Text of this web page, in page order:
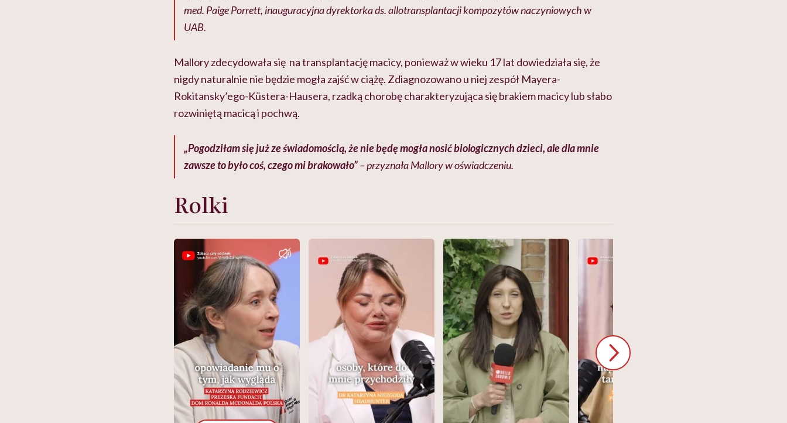
med. Paige Porrett, inauguracyjna dyrektorka ds. allotransplantacji kompozytów naczyniowych w
UAB.
Mallory zdecydowała się na transplantację macicy, ponieważ w wieku 17 lat dowiedziała się, że
nigdy naturalnie nie będzie mogła zajść w ciążę. Zdiagnozowano u niej zespół Mayera-
Rokitansky’ego-Küstera-Hausera, rzadką chorobę charakteryzująca się brakiem macicy lub słabo
rozwiniętą macicą i pochwą.
„Pogodziłam się już ze świadomością, że nie będę mogła nosić biologicznych dzieci, ale dla mnie
zawsze to było coś, czego mi brakowało”– przyznała Mallory w oświadczeniu.
Rolki